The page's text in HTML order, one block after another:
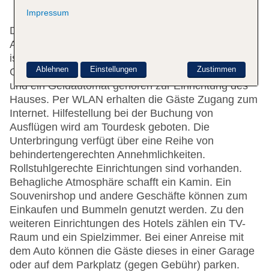
Das Hotel bietet 277 Zimmer und verfügt über einen
Aufzug. Das freundliche Personal an der Rezeption
ist gerne bei allen Fragen behilflich. Eine
Gepäckaufbewahrung, ein Safe, eine Wechselstube
und ein Geldautomat gehören zur Einrichtung des
Hauses. Per WLAN erhalten die Gäste Zugang zum
Internet. Hilfestellung bei der Buchung von
Ausflügen wird am Tourdesk geboten. Die
Unterbringung verfügt über eine Reihe von
behindertengerechten Annehmlichkeiten.
Rollstuhlgerechte Einrichtungen sind vorhanden.
Behagliche Atmosphäre schafft ein Kamin. Ein
Souvenirshop und andere Geschäfte können zum
Einkaufen und Bummeln genutzt werden. Zu den
weiteren Einrichtungen des Hotels zählen ein TV-
Raum und ein Spielzimmer. Bei einer Anreise mit
dem Auto können die Gäste dieses in einer Garage
oder auf dem Parkplatz (gegen Gebühr) parken.
Impressum
Zustimmen
Ablehnen Einstellungen